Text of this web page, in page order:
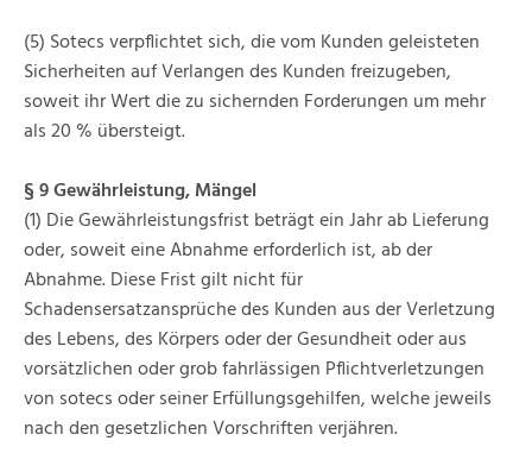
(5) Sotecs verpflichtet sich, die vom Kunden geleisteten
Sicherheiten auf Verlangen des Kunden freizugeben,
soweit ihr Wert die zu sichernden Forderungen um mehr
als 20 % übersteigt.
§ 9 Gewährleistung, Mängel
(1) Die Gewährleistungsfrist beträgt ein Jahr ab Lieferung
oder, soweit eine Abnahme erforderlich ist, ab der
Abnahme. Diese Frist gilt nicht für
Schadensersatzansprüche des Kunden aus der Verletzung
des Lebens, des Körpers oder der Gesundheit oder aus
vorsätzlichen oder grob fahrlässigen Pflichtverletzungen
von sotecs oder seiner Erfüllungsgehilfen, welche jeweils
nach den gesetzlichen Vorschriften verjähren.